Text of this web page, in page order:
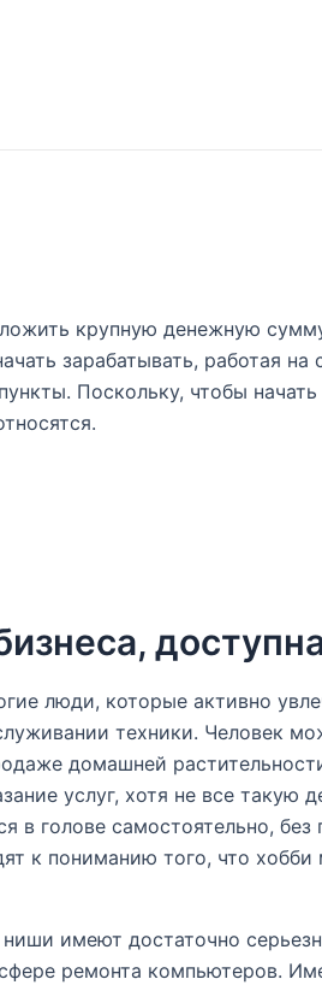
крупную денежную
зарабатывать, работая на
Поскольку, чтобы
люди, которые активно
техники. Человек
домашней
услуг, хотя не все такую
в голове самостоятельно,
к пониманию того, что
имеют достаточно
ремонта компьютеров.